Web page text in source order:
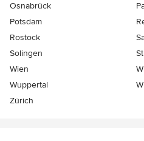
Osnabrück
Potsdam
Rostock
Solingen
Wien
Wuppertal
Zürich